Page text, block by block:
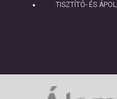
TISZTÍTÓ- ÉS